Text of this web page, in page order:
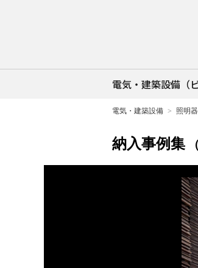
電気・建築設備（
電気・建築設備 照明
納入事例集